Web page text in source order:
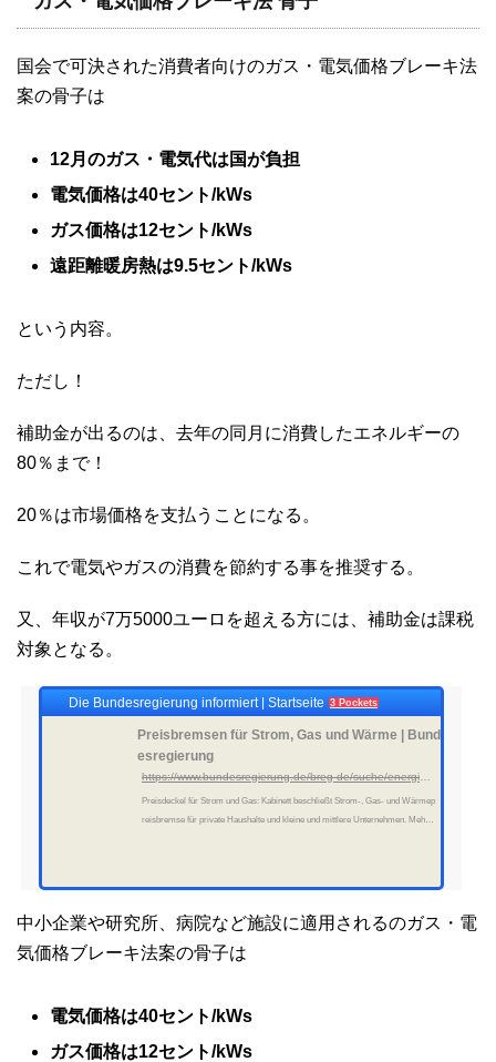
国会で可決された消費者向けのガス・電気価格ブレーキ法
案の骨子は
12月のガス・電気代は国が負担
電気価格は40セント/kWs
ガス価格は12セント/kWs
遠距離暖房熱は9.5セント/kWs
という内容。
ただし！
補助金が出るのは、去年の同月に消費したエネルギーの
80％まで！
20％は市場価格を支払うことになる。
これで電気やガスの消費を節約する事を推奨する。
又、年収が7万5000ユーロを超える方には、補助金は課税
対象となる。
Die Bundesregierung informiert | Startseite 3 Pockets
Preisbremsen für Strom, Gas und Wärme | Bund
esregierung
Preisdeckel für Strom und Gas: Kabinett beschließt Strom-, Gas- und Wärmep
reisbremse für private Haushalte und kleine und mittlere Unternehmen. Mehr z
中小企業や研究所、病院など施設に適用されるのガス・電
気価格ブレーキ法案の骨子は
電気価格は40セント/kWs
ガス価格は12セント/kWs